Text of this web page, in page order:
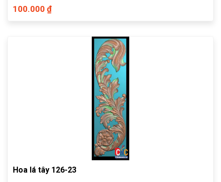
100.000 ₫
Hoa lá tây 126-23